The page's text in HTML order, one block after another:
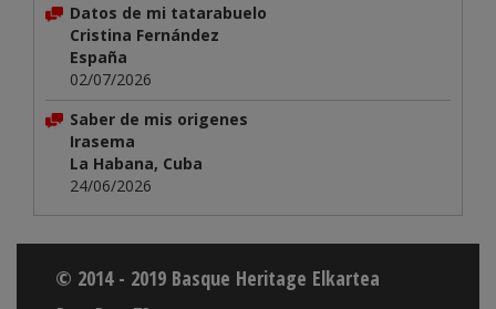
Datos de mi tatarabuelo
Cristina Fernández
España
02/07/2026
Saber de mis origenes
Irasema
La Habana, Cuba
24/06/2026
© 2014 - 2019 Basque Heritage Elkartea